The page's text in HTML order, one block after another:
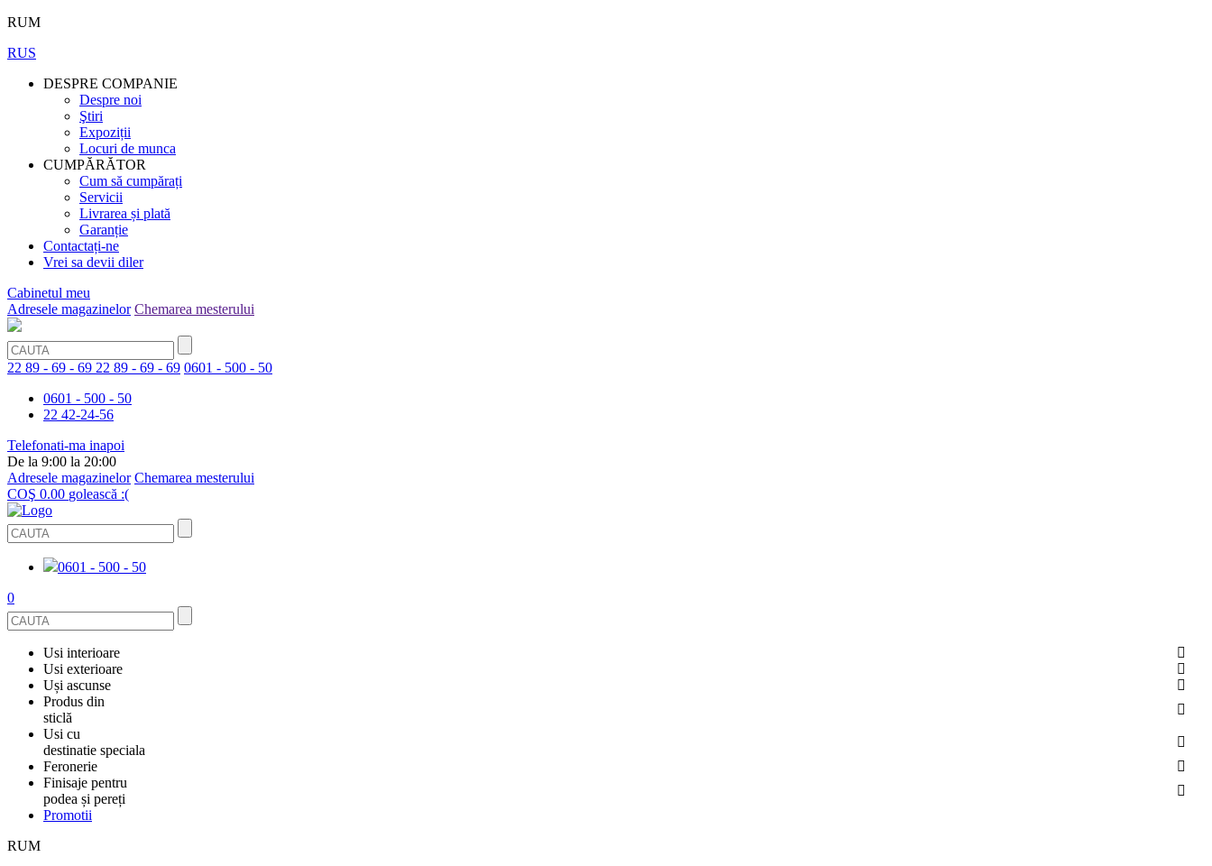
RUM
RUS
DESPRE COMPANIE
Despre noi
Ştiri
Expoziții
Locuri de munca
CUMPĂRĂTOR
Cum să cumpărați
Servicii
Livrarea și plată
Garanție
Contactați-ne
Vrei sa devii diler
Cabinetul meu
Adresele magazinelor Chemarea mesterului
22 89 - 69 - 69 22 89 - 69 - 69 0601 - 500 - 50
0601 - 500 - 50
22 42-24-56
Telefonati-ma inapoi
De la 9:00 la 20:00
Adresele magazinelor Chemarea mesterului
COŞ 0.00 golească :(
0601 - 500 - 50
0
Usi interioare
FURNIRUITE
SMALT
DIN LEMN DE PIN
Usi exterioare
USI METALICE
PENTRU APARTAMENT
PENTRU CASA
Uși ascunse
OGLINDIT
GRESIE PORȚELANATĂ
Produs din
sticlă
BALUSTRADE ȘI TREPTE
CABINE DE DUȘ ȘI PEREȚI DESPĂRȚITORI
Usi cu
destinatie speciala
USI ANTIFOC (ANTIINCENDIU)
Feronerie
ACCESORII
Finisaje pentru
podea și pereți
Promotii
RUM